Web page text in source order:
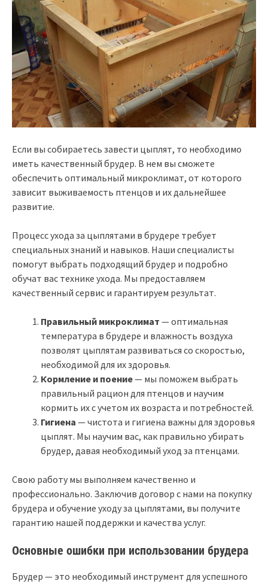
Если вы собираетесь завести цыплят, то необходимо
иметь качественный брудер. В нем вы сможете
обеспечить оптимальный микроклимат, от которого
зависит выживаемость птенцов и их дальнейшее
развитие.
Процесс ухода за цыплятами в брудере требует
специальных знаний и навыков. Наши специалисты
помогут выбрать подходящий брудер и подробно
обучат вас технике ухода. Мы предоставляем
качественный сервис и гарантируем результат.
Правильный микроклимат — оптимальная
температура в брудере и влажность воздуха
позволят цыплятам развиваться со скоростью,
необходимой для их здоровья.
Кормление и поение— мы поможем выбрать
правильный рацион для птенцов и научим
кормить их с учетом их возраста и потребностей.
Гигиена — чистота и гигиена важны для здоровья
цыплят. Мы научим вас, как правильно убирать
брудер, давая необходимый уход за птенцами.
Свою работу мы выполняем качественно и
профессионально. Заключив договор с нами на покупку
брудера и обучение уходу за цыплятами, вы получите
гарантию нашей поддержки и качества услуг.
Основные ошибки при использовании брудера
Брудер — это необходимый инструмент для успешного